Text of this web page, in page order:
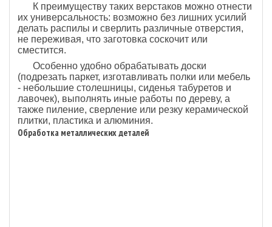
К преимуществу таких верстаков можно отнести
их универсальность: возможно без лишних усилий
делать распилы и сверлить различные отверстия,
не переживая, что заготовка соскочит или
сместится.
Особенно удобно обрабатывать доски
(подрезать паркет, изготавливать полки или мебель
- небольшие столешницы, сиденья табуретов и
лавочек), выполнять иные работы по дереву, а
также пиление, сверление или резку керамической
плитки, пластика и алюминия.
Обработка металлических деталей